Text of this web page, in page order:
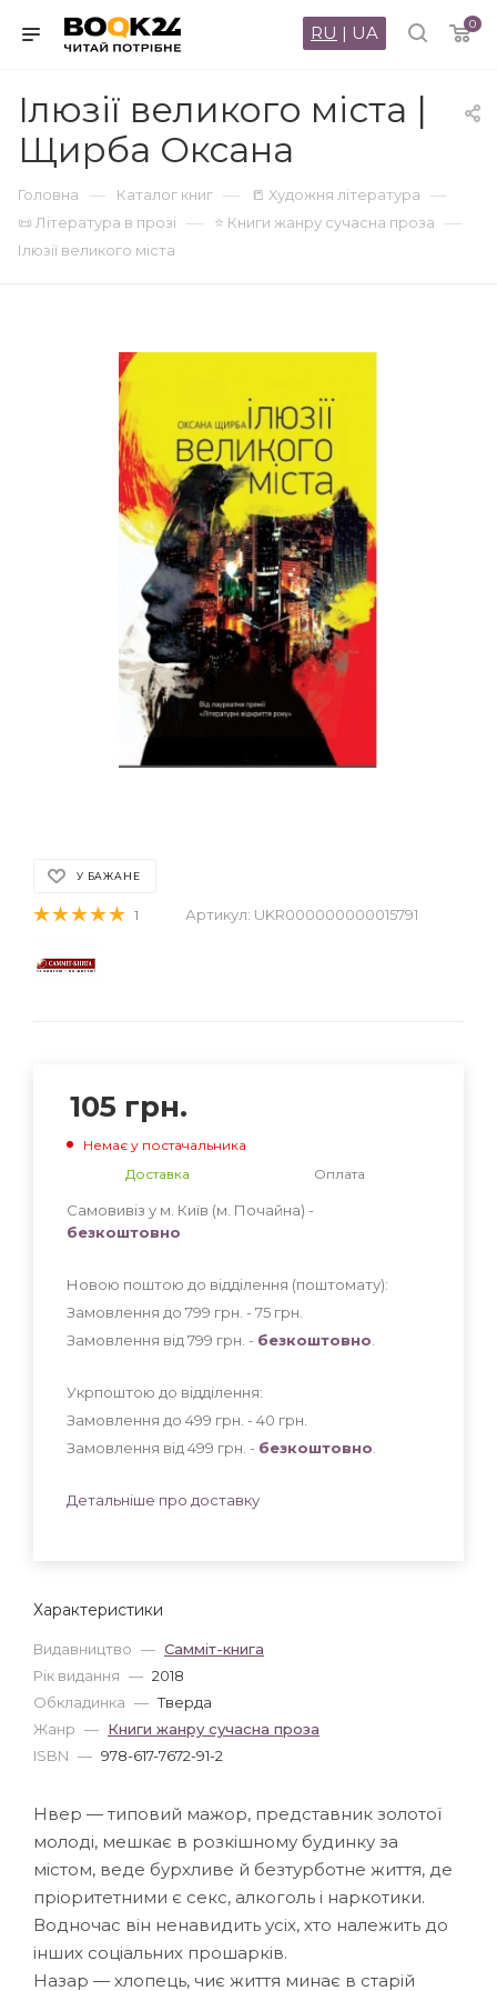
0
RU | UA
Ілюзії великого міста |
Щирба Оксана
Головна — Каталог книг — 📒 Художня література —
📜 Література в прозі — ⭐ Книги жанру сучасна проза —
Ілюзії великого міста
У БАЖАНЕ
1 Артикул: UKR000000000015791
Характеристики
Видавництво — Самміт-книга
Рік видання — 2018
Обкладинка — Тверда
Жанр — Книги жанру сучасна проза
ISBN — 978-617-7672-91-2
105 грн.
Немає у постачальника
Доставка
Оплата
Самовивіз у м. Київ (м. Почайна) -
безкоштовно
Новою поштою до відділення (поштомату):
Замовлення до 799 грн. - 75 грн
Замовлення від 799 грн. - безкоштовно
Укрпоштою до відділення:
Замовлення до 499 грн. - 40 грн
Замовлення від 499 грн. - безкоштовно
Детальніше про доставку
Нвер — типовий мажор, представник золотої
молоді, мешкає в розкішному будинку за
містом, веде бурхливе й безтурботне життя, де
пріоритетними є секс, алкоголь і наркотики.
Водночас він ненавидить усіх, хто належить до
інших соціальних прошарків.
Назар — хлопець, чиє життя минає в старій